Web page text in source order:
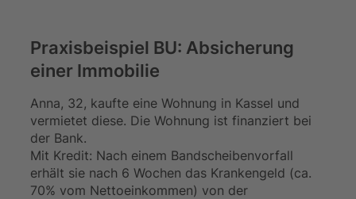
Praxisbeispiel BU: Absicherung
einer Immobilie
Anna, 32, kaufte eine Wohnung in Kassel und
vermietet diese. Die Wohnung ist finanziert bei
der Bank.
Mit Kredit: Nach einem Bandscheibenvorfall
erhält sie nach 6 Wochen das Krankengeld (ca.
70% vom Nettoeinkommen) von der